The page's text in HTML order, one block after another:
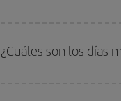
periodos de vacaciones
precios encontrarás.
¿Cuáles son los días